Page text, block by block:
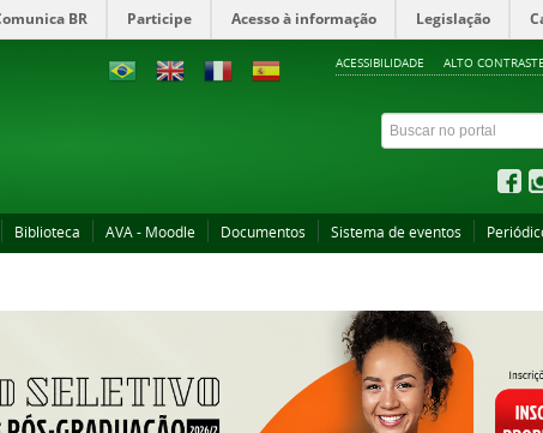
BR Participe Acesso à informação Legislação
ACESSIBILIDADE ALTO CONTRASTE
Biblioteca AVA - Moodle Documentos Sistema de eventos